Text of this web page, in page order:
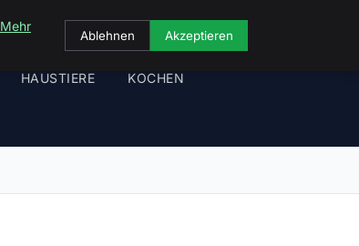
HAUSTIERE KOCHEN
Mehr
Ablehnen Akzeptieren